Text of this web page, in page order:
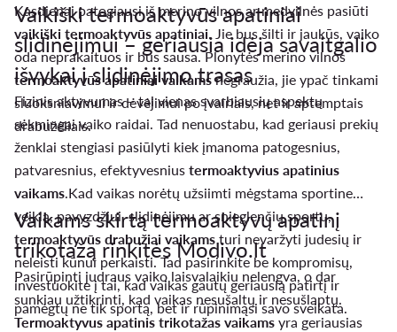
Kasdienai patogiausi iš merino vilnos ar medvilnės pasiūti
vaikiški termoaktyvūs apatiniai. Jie bus šilti ir jaukūs, vaiko
oda neprakaituos ir bus sausa. Plonytės merino vilnos
termoaktyvūs apatiniai vaikamsnegraužia, jie ypač tinkami
sluoksniavimui ir dėvėjimui po įvairiais, net ir aptemptais
drabužėliais.
Vaikiški termoaktyvūs apatiniai
slidinėjimui – geriausia idėja savaitgalio
išvykai į slidinėjimo trasas
Fizinis aktyvumas – tai vienas svarbiausių aspektų
sėkmingai vaiko raidai. Tad nenuostabu, kad geriausi prekių
ženklai stengiasi pasiūlyti kiek įmanoma patogesnius,
patvaresnius, efektyvesnius termoaktyvius apatinius
vaikams.Kad vaikas norėtų užsiimti mėgstama sportine
veikla, pavyzdžiui, slidinėjimu ar snieglenčių sportu,
termoaktyvūs drabužiai vaikamsturi nevaržyti judesių ir
neleisti kūnui perkaisti. Tad pasirinkite be kompromisų,
investuokite į tai, kad vaikas gautų geriausią patirtį ir
pamėgtų ne tik sportą, bet ir rūpinimąsi savo sveikata.
Vaikams skirtą termoaktyvų apatinį
trikotažą rinkitės Modivo.lt
Pasirūpinti judraus vaiko laisvalaikiu nelengva, o dar
sunkiau užtikrinti, kad vaikas nesušaltų ir nesušlaptų.
Termoaktyvus apatinis trikotažas vaikams yra geriausias